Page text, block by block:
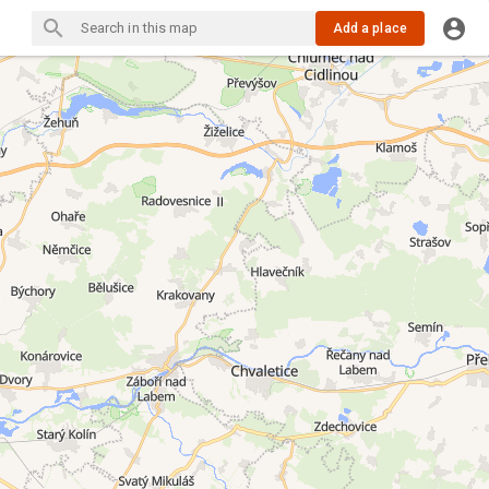
Add a place